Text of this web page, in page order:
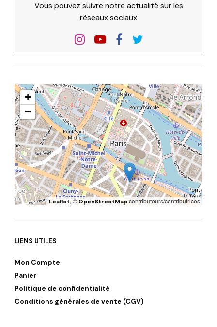
Vous pouvez suivre notre actualité sur les
réseaux sociaux
+
−
Leaflet, ©OpenStreetMapcontributeurs/contributrices
LIENS UTILES
Mon Compte
Panier
Politique de confidentialité
Conditions générales de vente (CGV)